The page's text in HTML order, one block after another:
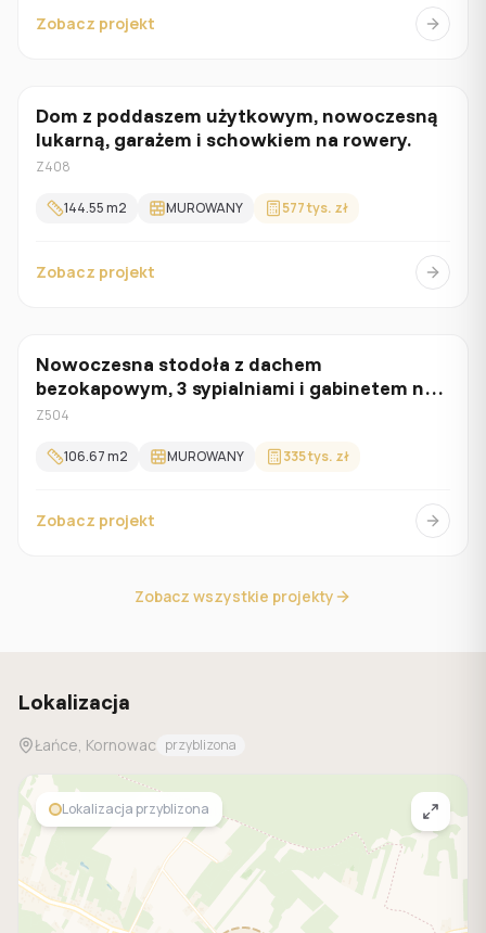
Zobacz projekt
Z poddaszem
Dom z poddaszem użytkowym, nowoczesną
lukarną, garażem i schowkiem na rowery.
Z408
144.55m2 MUROWANY 577 tys. zł
Zobacz projekt
Parterowy
Nowoczesna stodoła z dachem
bezokapowym, 3 sypialniami i gabinetem na
parterze
Z504
106.67m2 MUROWANY 335 tys. zł
Zobacz projekt
Zobacz wszystkie projekty
Lokalizacja
Łańce, Kornowac przyblizona
Lokalizacja przyblizona